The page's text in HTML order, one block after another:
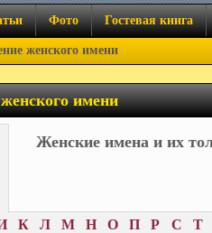
Фото Гостевая книга
женского имени
имени
Женские имена и их
К Л М Н О П Р С Т